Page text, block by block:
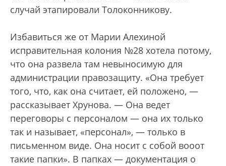
случай этапировали Толоконникову.
Избавиться же от Марии Алехиной
исправительная колония №28 хотела потому,
что она развела там невыносимую для
администрации правозащиту. «Она требует
того, что, как она считает, ей положено, —
рассказывает Хрунова. — Она ведет
переговоры с персоналом — она их только
так и называет, «персонал», — только в
письменном виде. Она носит с собой вооот
такие папки». В папках — документация о